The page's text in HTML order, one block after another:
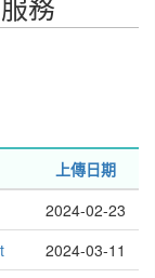
上傳日期
2024-02-23
2024-03-11